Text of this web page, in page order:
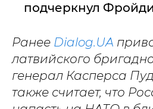
подчеркнул
Ранее Dialog.UA
латвийского
генерал Касперса
также считает, что